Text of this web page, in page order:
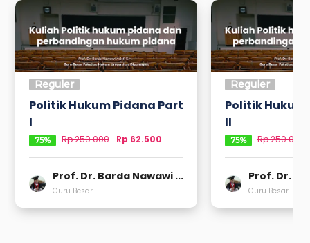
Reguler
Politik Hukum Pidana Part
I
75% Rp250.000 Rp 62.500
Prof. Dr. Barda Nawawi ...
Guru Besar
Reguler
Politik
II
75% Rp250.000
Prof. Dr.
Guru Besar